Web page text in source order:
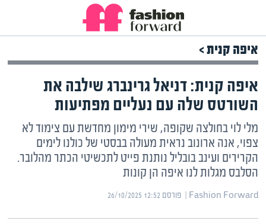
איפה קנית >
איפה קנית: דניאל גרינברג שילבה את
השורטס שלה עם נעליים מפתיעות
מלי לוי בחולצה שקופה, שירי מימון מחדשת עם צימוד לא
צפוי, אנה ארונוב נראית מעולה בבסטי של כולנו לימים
הקרירים ועינב בובליל נותנת פייט לתכשיטי הכתר מהלובר.
הסלבס מגלות לנו איפה הן קונות
Fashion Forward | ‏ פורסם ‎26/10/2025 12:52